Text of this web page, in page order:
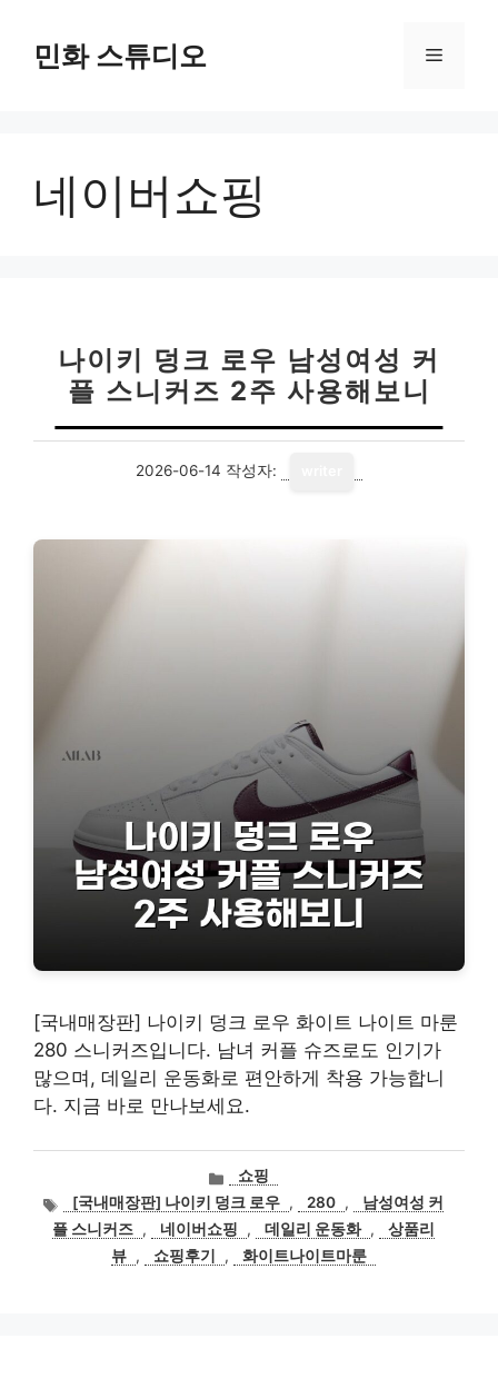
민화 스튜디오 메
네이버쇼핑
나이키 덩크 로우 남성여성 커
플 스니커즈 2주 사용해보니
2026-06-14 작성자:
[국내매장판] 나이키 덩크 로우 화이트 나이트 마룬
280 스니커즈입니다. 남녀 커플 슈즈로도 인기가
많으며, 데일리 운동화로 편안하게 착용 가능합니
다. 지금 바로 만나보세요.
카
테
고
리
쇼핑
태
그
[국내매장판] 나이키 덩크 로우 , 280 ,
남성여성 커
플 스니커즈 , 네이버쇼핑 , 데일리 운동화 ,
상품리
뷰 , 쇼핑후기 , 화이트나이트마룬